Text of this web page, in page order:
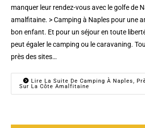
manquer leur rendez-vous avec le golfe de
amalfitaine. > Camping à Naples pour une
bon enfant. Et pour un séjour en toute
peut égaler le camping ou le caravaning.
près des sites…
Lire La Suite De Camping À Naples,
Sur La Côte Amalfitaine